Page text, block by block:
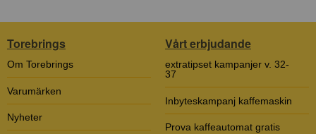
Torebrings
Om Torebrings
Varumärken
Nyheter
Vårt erbjudande
extratipset kampanjer v. 32-
37
Inbyteskampanj kaffemaskin
Prova kaffeautomat gratis